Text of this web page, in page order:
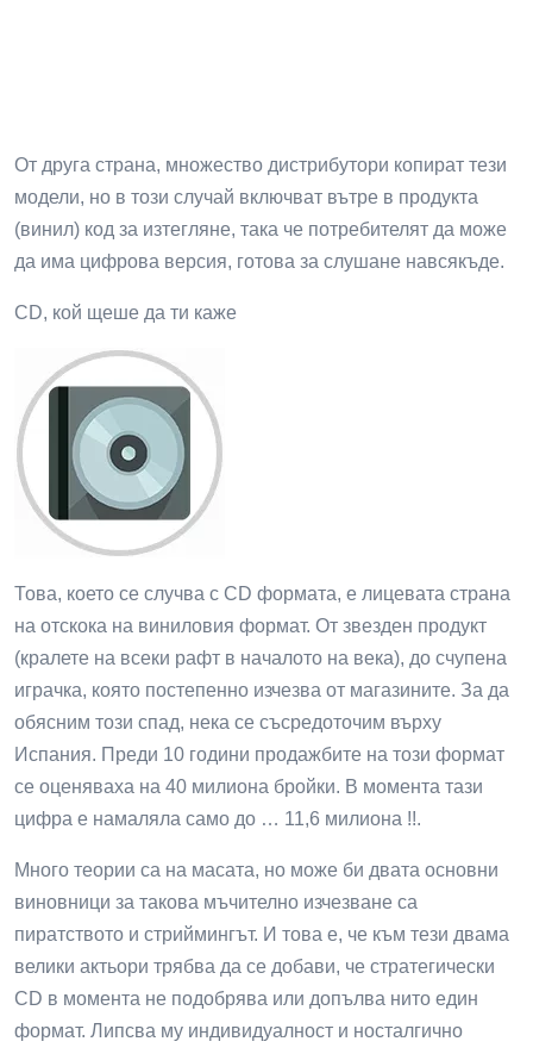
От друга страна, множество дистрибутори копират тези
модели, но в този случай включват вътре в продукта
(винил) код за изтегляне, така че потребителят да може
да има цифрова версия, готова за слушане навсякъде.
CD, кой щеше да ти каже
Това, което се случва с CD формата, е лицевата страна
на отскока на виниловия формат. От звезден продукт
(кралете на всеки рафт в началото на века), до счупена
играчка, която постепенно изчезва от магазините. За да
обясним този спад, нека се съсредоточим върху
Испания. Преди 10 години продажбите на този формат
се оценяваха на 40 милиона бройки. В момента тази
цифра е намаляла само до … 11,6 милиона !!.
Много теории са на масата, но може би двата основни
виновници за такова мъчително изчезване са
пиратството и стриймингът. И това е, че към тези двама
велики актьори трябва да се добави, че стратегически
CD в момента не подобрява или допълва нито един
формат. Липсва му индивидуалност и носталгично